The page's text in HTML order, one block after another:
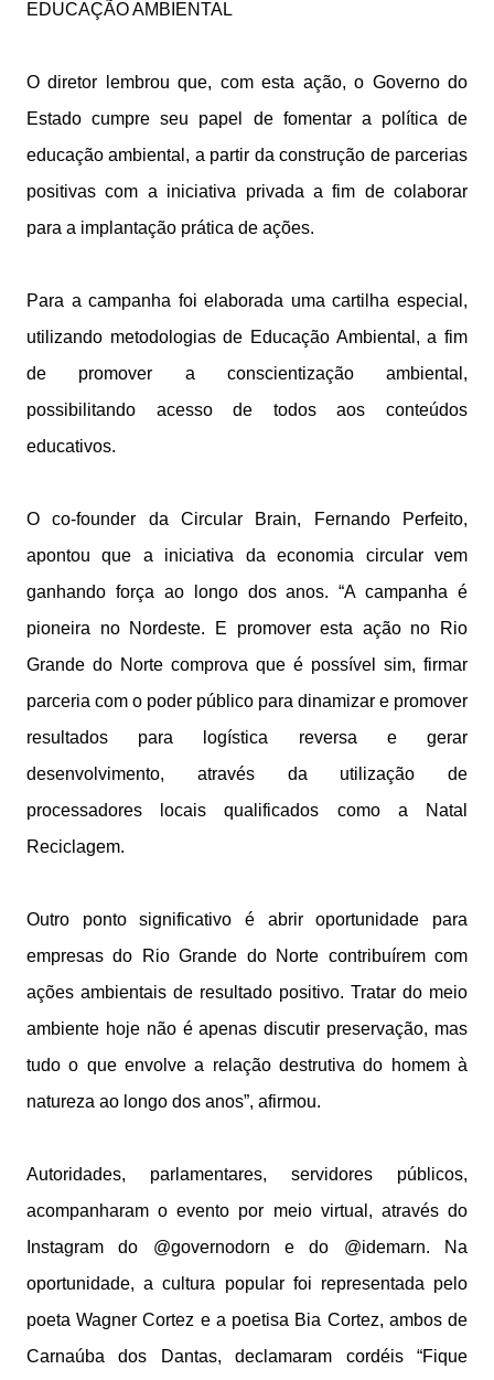
EDUCAÇÃO AMBIENTAL
O diretor lembrou que, com esta ação, o Governo do
Estado cumpre seu papel de fomentar a política de
educação ambiental, a partir da construção de parcerias
positivas com a iniciativa privada a fim de colaborar
para a implantação prática de ações.
Para a campanha foi elaborada uma cartilha especial,
utilizando metodologias de Educação Ambiental, a fim
de promover a conscientização ambiental,
possibilitando acesso de todos aos conteúdos
educativos.
O co-founder da Circular Brain, Fernando Perfeito,
apontou que a iniciativa da economia circular vem
ganhando força ao longo dos anos. “A campanha é
pioneira no Nordeste. E promover esta ação no Rio
Grande do Norte comprova que é possível sim, firmar
parceria com o poder público para dinamizar e promover
resultados para logística reversa e gerar
desenvolvimento, através da utilização de
processadores locais qualificados como a Natal
Reciclagem.
Outro ponto significativo é abrir oportunidade para
empresas do Rio Grande do Norte contribuírem com
ações ambientais de resultado positivo. Tratar do meio
ambiente hoje não é apenas discutir preservação, mas
tudo o que envolve a relação destrutiva do homem à
natureza ao longo dos anos”, afirmou.
Autoridades, parlamentares, servidores públicos,
acompanharam o evento por meio virtual, através do
Instagram do @governodorn e do @idemarn. Na
oportunidade, a cultura popular foi representada pelo
poeta Wagner Cortez e a poetisa Bia Cortez, ambos de
Carnaúba dos Dantas, declamaram cordéis “Fique